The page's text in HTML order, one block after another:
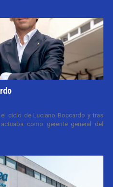
ciclo de Luciano Boccardo y tras
como gerente general del